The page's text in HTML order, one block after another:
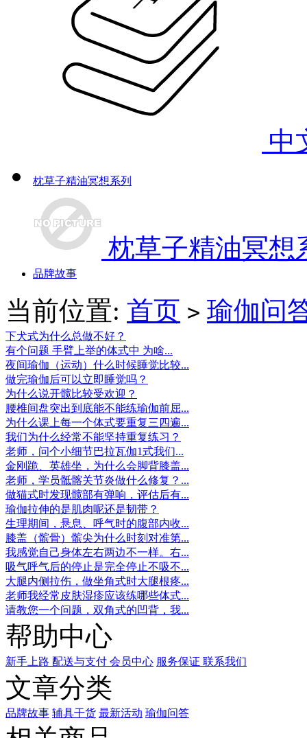
中
枕草子精油冥想系列
枕草子精油冥想
品牌故事
当前位置: 首页 > 瑜伽问
下犬式为什么总做不好？
有个问题 手臂上举的体式中 为啥...
夜间瑜伽（运动）什么时候睡觉比较...
做完瑜伽后可以立即睡觉吗？
为什么说开髋比较受欢迎？
腰椎间盘突出到底能不能练瑜伽前屈...
为什么课上每一个体式要重复三四遍...
我们为什么经常不能坚持重复练习？
老师，问个小细节巴拉瓦伽1式我们...
金刚跪、英雄坐，为什么会脚背膝盖...
老师，学员骶髂关节炎做什么修复？...
做猫式时发现髋部有弹响，评估后有...
瑜伽拉伸的是肌肉呢还是韧带？
生理期间，悬息、呼气时的腹部内收...
膝盖（髌骨）髌尖为什么时刻对准第...
我感觉自己身体左右两边不一样。右...
吸气呼气后的停止是完全停止不吸不...
大腿内侧拉伤，做坐角式时大腿根疼...
老师我经常皮肤湿疹应该练哪些体式...
请教您一个问题，双角式的凹背，我...
帮助中心
新手上路 配送与支付 会员中心 服务保证 联系我们
文章分类
品牌故事 辅具干货 最新活动 瑜伽问答